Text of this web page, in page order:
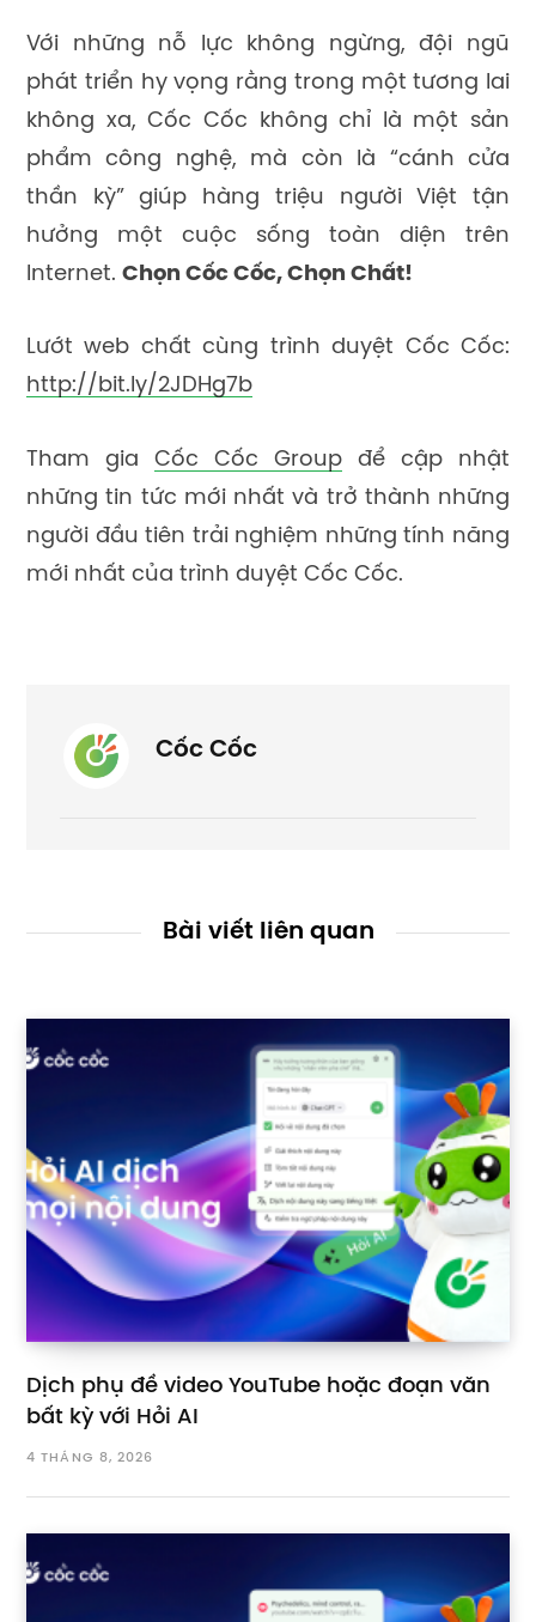
Với những nỗ lực không ngừng, đội ngũ
phát triển hy vọng rằng trong một tương lai
không xa, Cốc Cốc không chỉ là một sản
phẩm công nghệ, mà còn là “cánh cửa
thần kỳ” giúp hàng triệu người Việt tận
hưởng một cuộc sống toàn diện trên
Internet. Chọn Cốc Cốc, Chọn Chất!
Lướt web chất cùng trình duyệt Cốc Cốc:
http://bit.ly/2JDHg7b
Tham gia Cốc Cốc Group để cập nhật
những tin tức mới nhất và trở thành những
người đầu tiên trải nghiệm những tính năng
mới nhất của trình duyệt Cốc Cốc.
Cốc Cốc
Bài viết liên quan
Dịch phụ đề video YouTube hoặc đoạn văn
bất kỳ với Hỏi AI
4 THÁNG 8, 2026